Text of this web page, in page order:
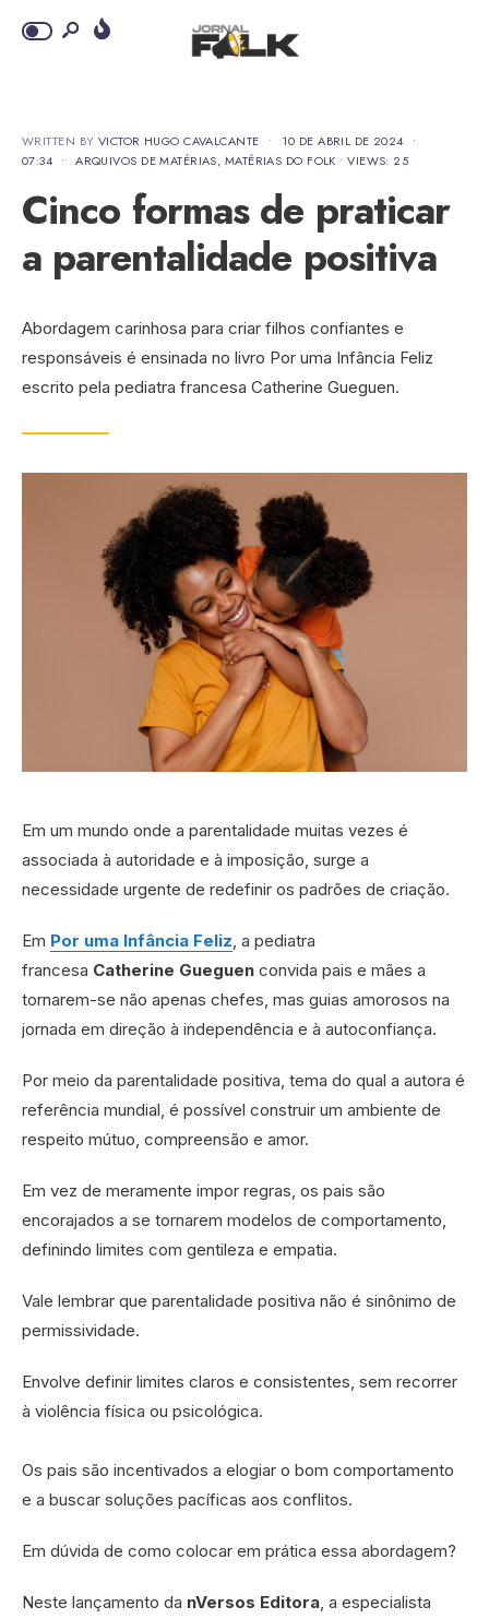
WRITTEN BY VICTOR HUGO CAVALCANTE • 10 DE ABRIL DE 2024 •
07:34 • ARQUIVOS DE MATÉRIAS, MATÉRIAS DO FOLK •VIEWS: 25
Cinco formas de praticar
a parentalidade positiva
Abordagem carinhosa para criar filhos confiantes e
responsáveis é ensinada no livro Por uma Infância Feliz
escrito pela pediatra francesa Catherine Gueguen.
Em um mundo onde a parentalidade muitas vezes é
associada à autoridade e à imposição, surge a
necessidade urgente de redefinir os padrões de criação.
Em Por uma Infância Feliz , a pediatra
francesa Catherine Gueguen convida pais e mães a
tornarem-se não apenas chefes, mas guias amorosos na
jornada em direção à independência e à autoconfiança.
Por meio da parentalidade positiva, tema do qual a autora é
referência mundial, é possível construir um ambiente de
respeito mútuo, compreensão e amor.
Em vez de meramente impor regras, os pais são
encorajados a se tornarem modelos de comportamento,
definindo limites com gentileza e empatia.
Vale lembrar que parentalidade positiva não é sinônimo de
permissividade.
Envolve definir limites claros e consistentes, sem recorrer
à violência física ou psicológica.
Os pais são incentivados a elogiar o bom comportamento
e a buscar soluções pacíficas aos conflitos.
Em dúvida de como colocar em prática essa abordagem?
Neste lançamento da nVersos Editora , a especialista